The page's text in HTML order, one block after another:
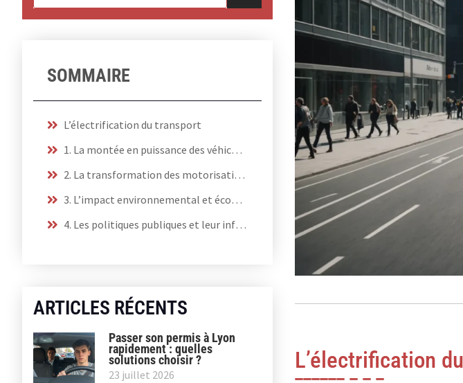
SOMMAIRE
L’électrification du transport
1. La montée en puissance des véhicules électriques
2. La transformation des motorisations
3. L’impact environnemental et économique
4. Les politiques publiques et leur influence
ARTICLES RÉCENTS
Passer son permis à Lyon
rapidement : quelles
solutions choisir ?
23 juillet 2026
L’électrification